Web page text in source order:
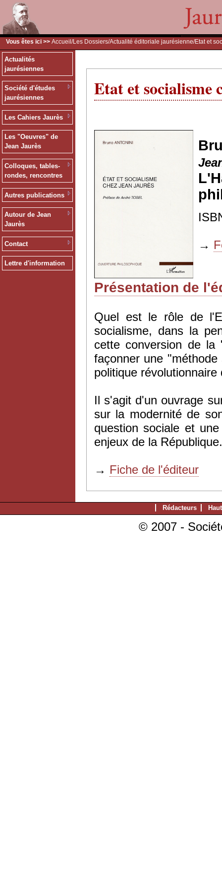
Vous êtes ici >> Accueil /Les Dossiers/Actualité éditoriale jaurésienne/Etat et
Actualités
jaurésiennes
Société d'études
jaurésiennes
Les Cahiers Jaurès
Les "Oeuvres" de
Jean Jaurès
Colloques, tables-
rondes, rencontres
Autres publications
Autour de Jean
Jaurès
Contact
Lettre d'information
Etat et socialisme
→
Présentation de
Quel est le rôle de
socialisme, dans la
cette conversion de la
façonner une
politique révolutionnaire
Il s'agit d'un ouvrage
sur la modernité de
question sociale et
enjeux de la République.
→ Fiche de l'éditeur
Rédacteurs
© 2007 -